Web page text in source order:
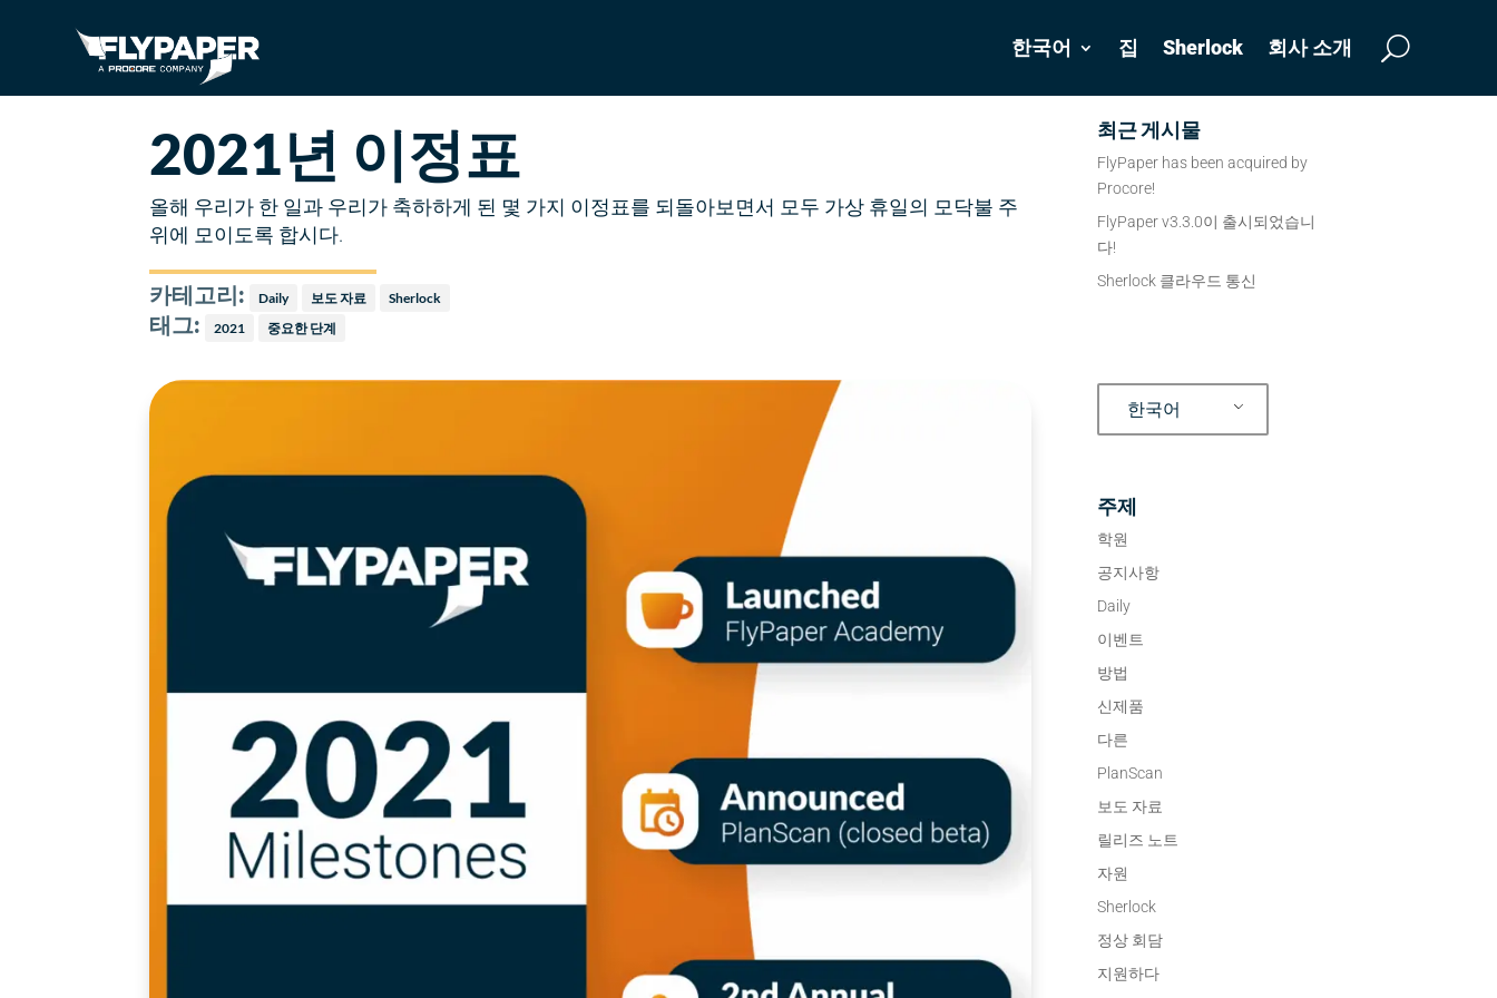
한국어 집 Sherlock 회사 소개
2021년 이정표
올해 우리가 한 일과 우리가 축하하게 된 몇 가지 이정표를 되돌아보면서 모두 가상 휴일의 모닥불 주
위에 모이도록 합시다.
카테고리: Daily 보도 자료 Sherlock
태그: 2021 중요한 단계
최근 게시물
FlyPaper has been acquired by
Procore!
FlyPaper v3.3.0이 출시되었습니
다!
Sherlock 클라우드 통신
한국어
주제
학원
공지사항
Daily
이벤트
방법
신제품
다른
PlanScan
보도 자료
릴리즈 노트
자원
Sherlock
정상 회담
지원하다